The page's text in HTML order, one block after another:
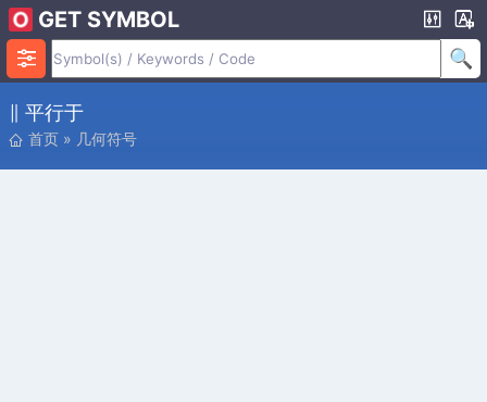
GET SYMBOL
∥ 平行于
首页 » 几何符号